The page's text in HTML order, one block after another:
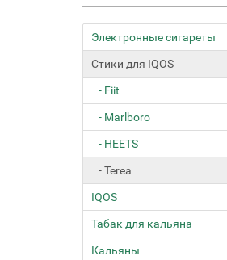
Электронные сигареты
Стики для IQOS
- Fiit
- Marlboro
- HEETS
- Terea
IQOS
Табак для кальяна
Кальяны